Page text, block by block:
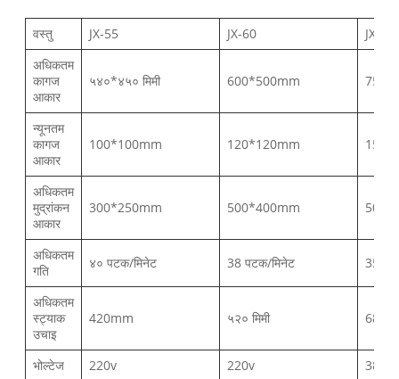
वस्तु JX-55 JX-60
JX-75
अधिकतम
कागज
आकार
५४०*४५० मिमी 600*500mm
न्यूनतम
कागज
आकार
100*100mm 120*120mm
अधिकतम
मुद्रांकन
आकार
300*250mm 500*400mm
अधिकतम
गति
४० पटक/मिनेट 38 पटक/मिनेट 35
अधिकतम
स्ट्याक
उचाइ
420mm ५२० मिमी
भोल्टेज 220v 220v
380v